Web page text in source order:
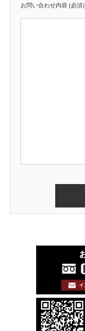
お問い合わせ内容 (必須)